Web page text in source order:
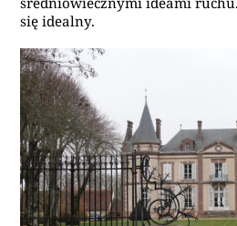
się idealny.